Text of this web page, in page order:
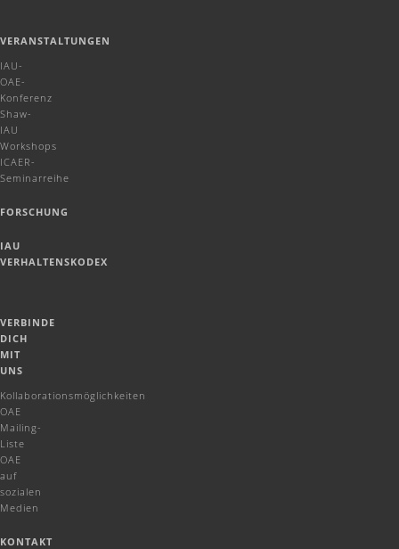
VERANSTALTUNGEN
IAU-
OAE-
Konferenz
Shaw-
IAU
Workshops
ICAER-
Seminarreihe
FORSCHUNG
IAU
VERHALTENSKODEX
VERBINDE
DICH
MIT
UNS
Kollaborationsmöglichkeiten
OAE
Mailing-
Liste
OAE
auf
sozialen
Medien
KONTAKT